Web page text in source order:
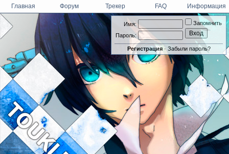
Имя:
Пароль:
Запомнить
Регистрация· Забыли пароль?
Главная Форум Трекер FAQ Информация